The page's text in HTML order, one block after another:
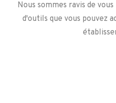
Nous sommes ravis de
d'outils que vous pouvez